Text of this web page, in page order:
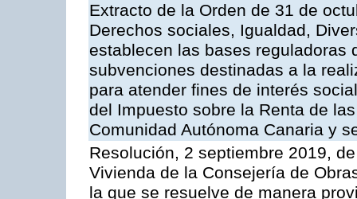
Extracto de la Orden de 31 de
Derechos sociales, Igualdad,
establecen las bases reguladoras
subvenciones destinadas a la
para atender fines de interés
del Impuesto sobre la Renta de
Comunidad Autónoma Canaria y
Resolución, 2 septiembre 2019,
Vivienda de la Consejería de
la que se resuelve de manera